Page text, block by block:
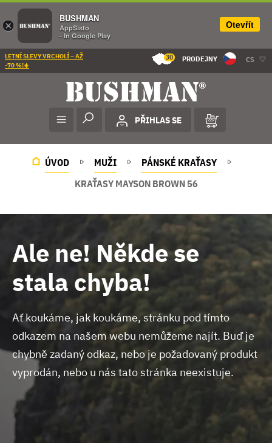
LETNÍ SLEVY VRCHOLÍ – AŽ
-70 %!☀️
30 PRODEJNY CS
PŘIHLAS SE
ÚVOD MUŽI
PÁNSKÉ KRAŤASY
KRAŤASY MAYSON BROWN 56
Ale ne! Někde se
stala chyba!
Ať koukáme, jak koukáme, stránku pod tímto
odkazem na našem webu nemůžeme najít. Buď je
chybně zadaný odkaz, nebo je požadovaný produkt
vyprodán, nebo u nás tato stránka neexistuje.
×
BUSHMAN
AppSisto
- In Google Play
Otevřít